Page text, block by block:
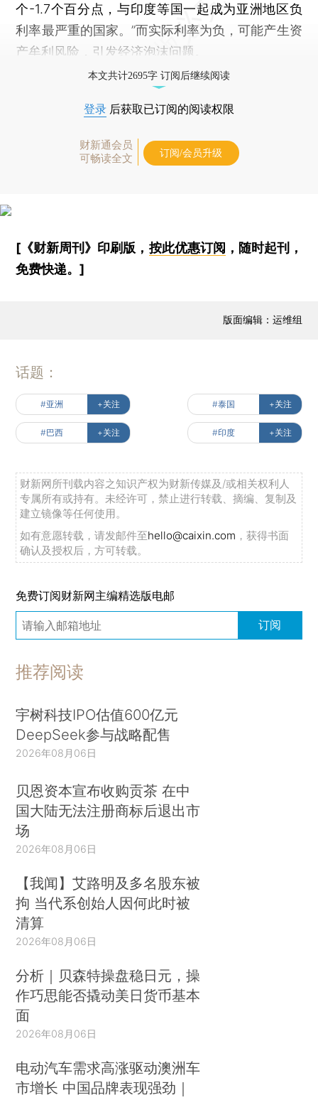
个-1.7个百分点，与印度等国一起成为亚洲地区负
利率最严重的国家。”而实际利率为负，可能产生资
产牟利风险，引发经济泡沫问题。
本文共计2695字 订阅后继续阅读
登录 后获取已订阅的阅读权限
财新通会员
可畅读全文
订阅/会员升级
[《财新周刊》印刷版， 按此优惠订阅 ，随时起刊，
免费快递。]
版面编辑：运维组
话题：
#亚洲 +关注 #泰国 +关注
#巴西 +关注 #印度 +关注
财新网所刊载内容之知识产权为财新传媒及/或相关权利人
专属所有或持有。未经许可，禁止进行转载、摘编、复制及
建立镜像等任何使用。
如有意愿转载，请发邮件至hello@caixin.com ，获得书面
确认及授权后，方可转载。
免费订阅财新网主编精选版电邮
订阅
推荐阅读
宇树科技IPO估值600亿元
DeepSeek参与战略配售
2026年08月06日
贝恩资本宣布收购贡茶 在中
国大陆无法注册商标后退出市
场
2026年08月06日
【我闻】艾路明及多名股东被
拘 当代系创始人因何此时被
清算
2026年08月06日
分析｜贝森特操盘稳日元，操
作巧思能否撬动美日货币基本
面
2026年08月06日
电动汽车需求高涨驱动澳洲车
市增长 中国品牌表现强劲｜